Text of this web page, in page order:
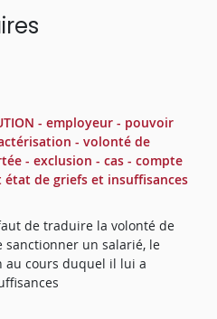
- employeur - pouvoir
- volonté de
- exclusion - cas - compte
de griefs et insuffisances
de traduire la volonté de
sanctionner un salarié, le
cours duquel il lui a